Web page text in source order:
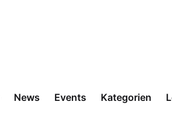
News Events Kategorien